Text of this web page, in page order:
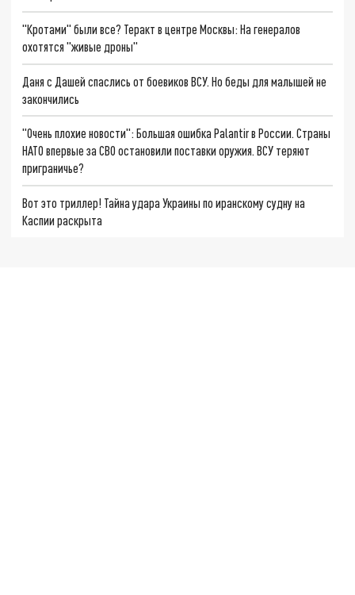
"Кротами" были все? Теракт в центре Москвы: На генералов
охотятся "живые дроны"
Даня с Дашей спаслись от боевиков ВСУ. Но беды для малышей не
закончились
"Очень плохие новости": Большая ошибка Palantir в России. Страны
НАТО впервые за СВО остановили поставки оружия. ВСУ теряют
приграничье?
Вот это триллер! Тайна удара Украины по иранскому судну на
Каспии раскрыта